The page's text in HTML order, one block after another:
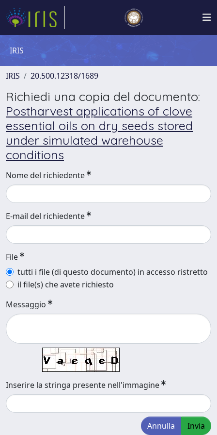
IRIS
IRIS 20.500.12318/1689
Richiedi una copia del documento:
Postharvest applications of clove
essential oils on dry seeds stored
under simulated warehouse
conditions
Nome del richiedente
E-mail del richiedente
File
tutti i file (di questo documento) in accesso ristretto
il file(s) che avete richiesto
Messaggio
Inserire la stringa presente nell'immagine
Annulla Invia